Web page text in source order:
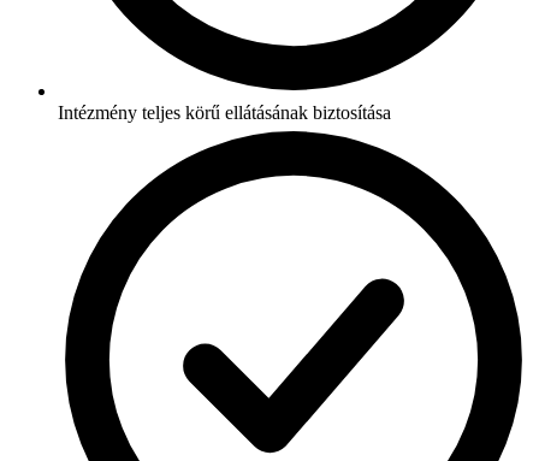
Intézmény teljes körű ellátásának biztosítása